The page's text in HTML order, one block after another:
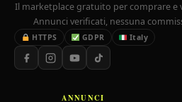
Il marketplace gratuito per comprare e
Annunci verificati, nessuna
HTTPS GDPR Italy
ANNUNCI